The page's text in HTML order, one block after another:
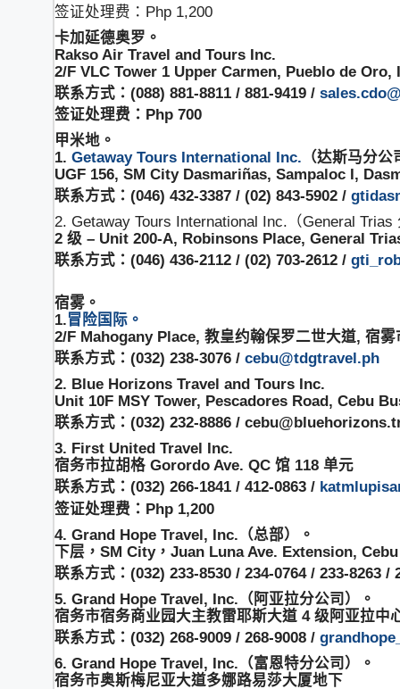
签证处理费：Php 1,200
卡加延德奥罗。
Rakso Air Travel and Tours Inc.
2/F VLC Tower 1 Upper Carmen, Pueblo de Oro,
联系方式：(088) 881-8811 / 881-9419 /
签证处理费：Php 700
甲米地。
1. Getaway Tours International Inc. （达斯马分公
UGF 156, SM City Dasmariñas, Sampaloc I,
联系方式：(046) 432-3387 / (02) 843-5902 /
2. Getaway Tours International Inc.（General Trias
2 级 – Unit 200-A, Robinsons Place, General
联系方式：(046) 436-2112 / (02) 703-2612 /
宿雾。
1.冒险国际。
2/F Mahogany Place, 教皇约翰保罗二世大道, 宿雾
联系方式：(032) 238-3076 / cebu@tdgtravel.ph
2. Blue Horizons Travel and Tours Inc.
Unit 10F MSY Tower, Pescadores Road, Cebu
联系方式：(032) 232-8886 /
3. First United Travel Inc.
宿务市拉胡格 Gorordo Ave. QC 馆 118 单元
联系方式：(032) 266-1841 / 412-0863 /
签证处理费：Php 1,200
4. Grand Hope Travel, Inc.（总部）。
下层，SM City，Juan Luna Ave. Extension,
联系方式：(032) 233-8530 / 234-0764 / 233-8263 /
5. Grand Hope Travel, Inc.（阿亚拉分公司）。
宿务市宿务商业园大主教雷耶斯大道 4 级阿亚拉中
联系方式：(032) 268-9009 / 268-9008 /
6. Grand Hope Travel, Inc.（富恩特分公司）。
宿务市奥斯梅尼亚大道多娜路易莎大厦地下